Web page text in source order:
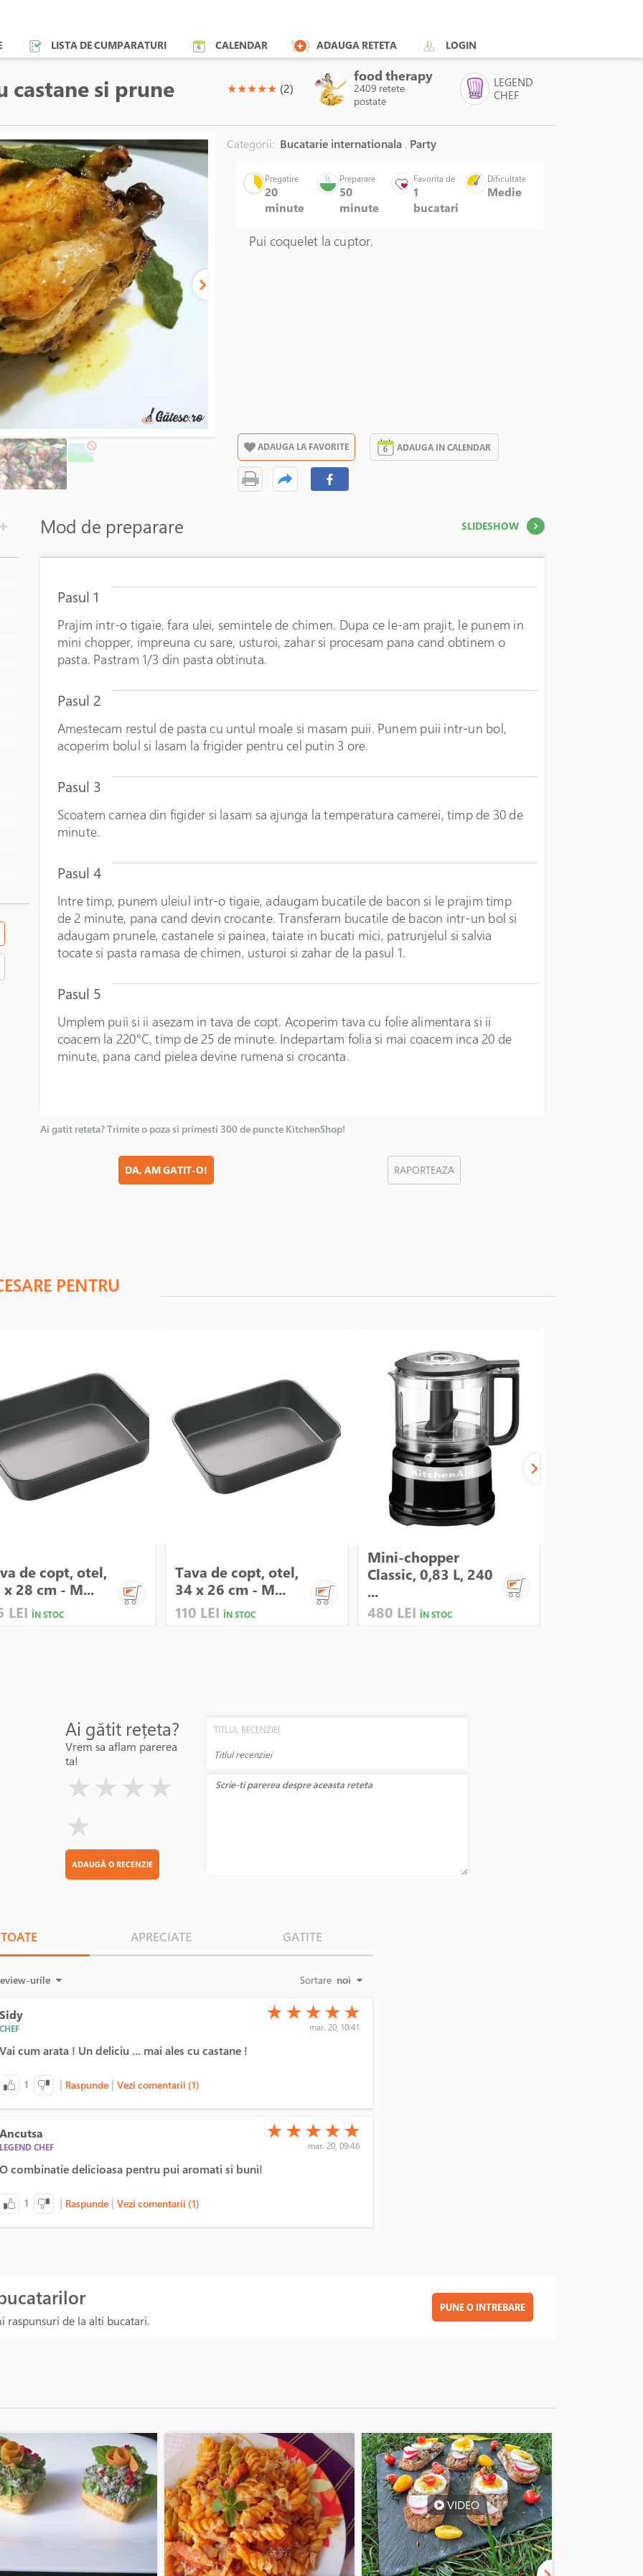
LISTA DE CUMPARATURI CALENDAR ADAUGA RETETA LOGIN
castane si prune (*)
★(*)
★(*)
★(*)
★(*)
★ (2)
food therapy
2409 retete
postate
LEGEND
CHEF
Categorii: Bucatarie internationala , Party
Pregatire
20
minute
Preparare
50
minute
Favorita de
1
bucatari
Dificultate
Medie
Pui coquelet la cuptor.
ADAUGA LA FAVORITE ADAUGA IN CALENDAR
Mod de preparare SLIDESHOW
Pasul 1
Prajim intr-o tigaie, fara ulei, semintele de chimen. Dupa ce le-am prajit, le punem in
mini chopper, impreuna cu sare, usturoi, zahar si procesam pana cand obtinem o
pasta. Pastram 1/3 din pasta obtinuta.
Pasul 2
Amestecam restul de pasta cu untul moale si masam puii. Punem puii intr-un bol,
acoperim bolul si lasam la frigider pentru cel putin 3 ore.
Pasul 3
Scoatem carnea din figider si lasam sa ajunga la temperatura camerei, timp de 30 de
minute.
Pasul 4
Intre timp, punem uleiul intr-o tigaie, adaugam bucatile de bacon si le prajim timp
de 2 minute, pana cand devin crocante. Transferam bucatile de bacon intr-un bol si
adaugam prunele, castanele si painea, taiate in bucati mici, patrunjelul si salvia
tocate si pasta ramasa de chimen, usturoi si zahar de la pasul 1.
Pasul 5
Umplem puii si ii asezam in tava de copt. Acoperim tava cu folie alimentara si ii
coacem la 220°C, timp de 25 de minute. Indepartam folia si mai coacem inca 20 de
minute, pana cand pielea devine rumena si crocanta.
Ai gatit reteta? Trimite o poza si primesti 300 de puncte KitchenShop!
DA, AM GATIT-O! RAPORTEAZA
PENTRU
de copt, otel,
x 28 cm - M...
LEI ÎN STOC
Tava de copt, otel,
34 x 26 cm - M...
110 LEI ÎN STOC
Mini-chopper
Classic, 0,83 L, 240
...
480 LEI ÎN STOC
Ai gătit rețeta?
Vrem sa aflam parerea
ta!
★ ★ ★ ★
★
ADAUGĂ O RECENZIE
TITLUL RECENZIEI
TOATE APRECIATE GATITE
urile Sortare noi
Sidy
CHEF
(*)
★ (*)
★ (*)
★ (*)
★ (*)
★
mar. 20, 10:41
Vai cum arata ! Un deliciu ... mai ales cu castane !
1 | Raspunde |Vezi comentarii (1)
Ancutsa
LEGEND CHEF
(*)
★ (*)
★ (*)
★ (*)
★ (*)
★
mar. 20, 09:46
O combinatie delicioasa pentru pui aromati si buni!
1 | Raspunde |Vezi comentarii (1)
de la alti bucatari.
PUNE O INTREBARE
VIDEO